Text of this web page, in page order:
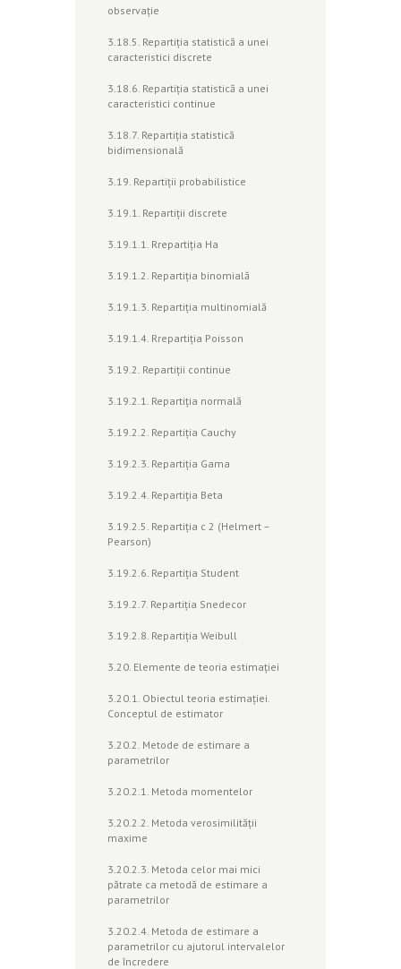
observaţie
3.18.5. Repartiţia statistică a unei
caracteristici discrete
3.18.6. Repartiţia statistică a unei
caracteristici continue
3.18.7. Repartiţia statistică
bidimensională
3.19. Repartiţii probabilistice
3.19.1. Repartiţii discrete
3.19.1.1. Rrepartiţia Ha
3.19.1.2. Repartiţia binomială
3.19.1.3. Repartiţia multinomială
3.19.1.4. Rrepartiţia Poisson
3.19.2. Repartiţii continue
3.19.2.1. Repartiţia normală
3.19.2.2. Repartiţia Cauchy
3.19.2.3. Repartiţia Gama
3.19.2.4. Repartiţia Beta
3.19.2.5. Repartiţia c 2 (Helmert –
Pearson)
3.19.2.6. Repartiţia Student
3.19.2.7. Repartiţia Snedecor
3.19.2.8. Repartiţia Weibull
3.20. Elemente de teoria estimaţiei
3.20.1. Obiectul teoria estimaţiei.
Conceptul de estimator
3.20.2. Metode de estimare a
parametrilor
3.20.2.1. Metoda momentelor
3.20.2.2. Metoda verosimilităţii
maxime
3.20.2.3. Metoda celor mai mici
pătrate ca metodă de estimare a
parametrilor
3.20.2.4. Metoda de estimare a
parametrilor cu ajutorul intervalelor
de încredere